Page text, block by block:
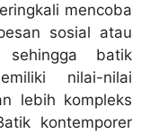
mencoba
sosial atau
batik
nilai-nilai
lebih kompleks
kontemporer